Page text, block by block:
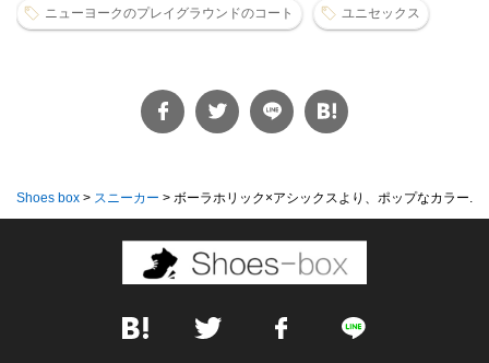
ニューヨークのプレイグラウンドのコート ユニセックス
Shoes box > スニーカー > ボーラホリック×アシックスより、ポップなカラー...